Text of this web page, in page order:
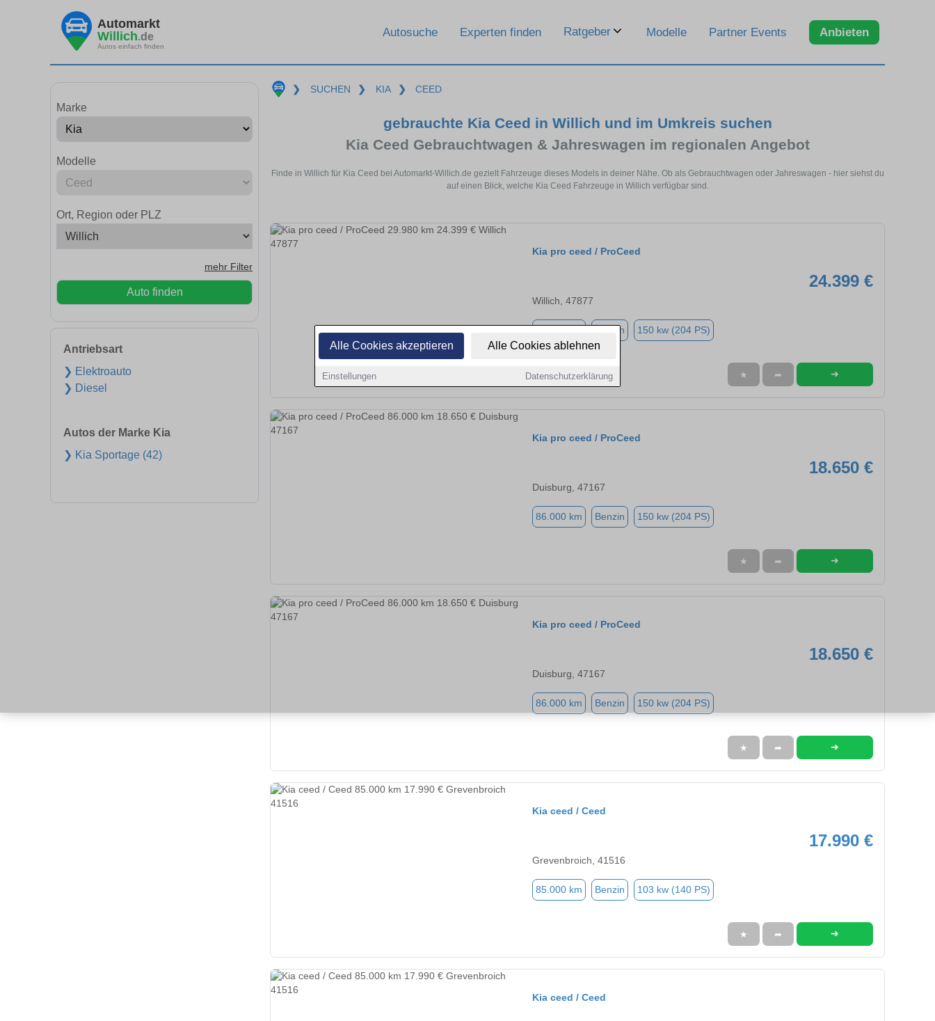
Alle Cookies akzeptieren Alle Cookies ablehnen
Einstellungen Datenschutzerklärung
Automarkt
Willich.de
Autos einfach finden
Autosuche Experten finden Ratgeber Modelle Partner Events Anbieten
Marke
Modelle
Ort, Region oder PLZ
mehr Filter
Auto finden
Antriebsart
❯ Elektroauto
❯ Diesel
Autos der Marke Kia
❯ Kia Sportage (42)
❯ SUCHEN ❯ KIA ❯ CEED
gebrauchte Kia Ceed in Willich und im Umkreis suchen
Kia Ceed Gebrauchtwagen & Jahreswagen im regionalen Angebot
Finde in Willich für Kia Ceed bei Automarkt-Willich.de gezielt Fahrzeuge dieses Models in deiner Nähe. Ob als Gebrauchtwagen oder Jahreswagen - hier siehst du
auf einen Blick, welche Kia Ceed Fahrzeuge in Willich verfügbar sind.
Kia pro ceed / ProCeed
24.399 €
Willich, 47877
Benzin 150 kw (204 PS)
★ ➦ ➜
Kia pro ceed / ProCeed
18.650 €
Duisburg, 47167
86.000 km Benzin 150 kw (204 PS)
★ ➦ ➜
Kia pro ceed / ProCeed
18.650 €
Duisburg, 47167
86.000 km Benzin 150 kw (204 PS)
★ ➦ ➜
Kia ceed / Ceed
17.990 €
Grevenbroich, 41516
85.000 km Benzin 103 kw (140 PS)
★ ➦ ➜
Kia ceed / Ceed